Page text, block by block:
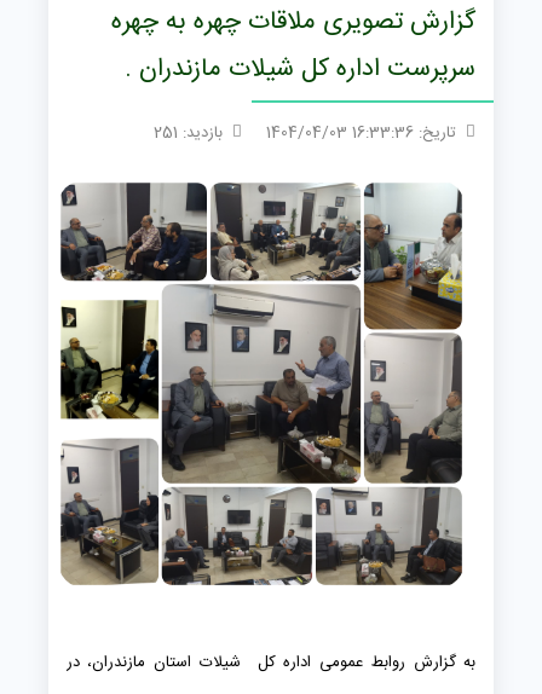
گزارش تصویری ملاقات چهره به چهره
سرپرست اداره کل شیلات مازندران .
تاریخ: 16:33:36 1404/04/03 بازدید: 251
به گزارش روابط عمومی اداره کل شیلات استان مازندران، در